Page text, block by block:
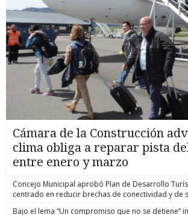
Cámara de la Construcción
clima obliga a reparar pista
entre enero y marzo
Concejo Municipal aprobó Plan de Desarrollo
centrado en reducir brechas de conectividad y de
Bajo el lema “Un compromiso que no se detiene”